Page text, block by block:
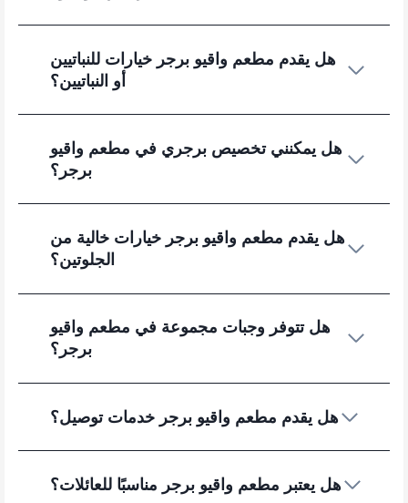
هل يقدم مطعم واقيو برجر خيارات للنباتيين
أو النباتيين؟
هل يمكنني تخصيص برجري في مطعم واقيو
برجر؟
هل يقدم مطعم واقيو برجر خيارات خالية من
الجلوتين؟
هل تتوفر وجبات مجموعة في مطعم واقيو
برجر؟
هل يقدم مطعم واقيو برجر خدمات توصيل؟
هل يعتبر مطعم واقيو برجر مناسبًا للعائلات؟